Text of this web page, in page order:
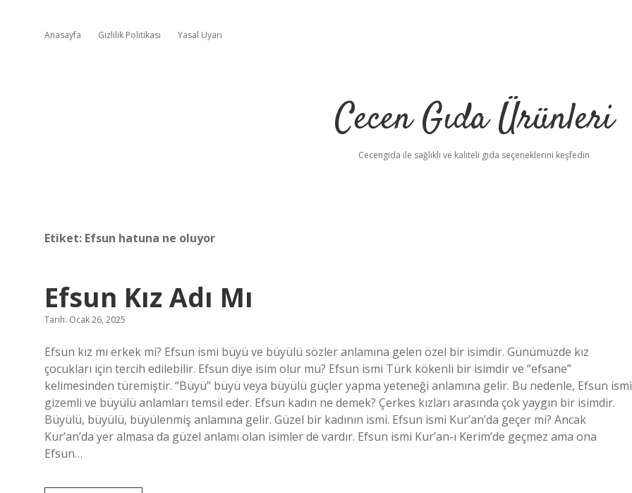
Anasayfa Gizlilik Politikası Yasal Uyarı
Cecen Gıda Ürünleri
Cecengida ile sağlıklı ve kaliteli gıda seçeneklerini keşfedin
Etiket: Efsun hatuna ne oluyor
Efsun Kız Adı Mı
Tarih: Ocak 26, 2025
Efsun kız mı erkek mi? Efsun ismi büyü ve büyülü sözler anlamına gelen özel bir isimdir. Günümüzde kız
çocukları için tercih edilebilir. Efsun diye isim olur mu? Efsun ismi Türk kökenli bir isimdir ve “efsane”
kelimesinden türemiştir. “Büyü” büyü veya büyülü güçler yapma yeteneği anlamına gelir. Bu nedenle, Efsun ismi
gizemli ve büyülü anlamları temsil eder. Efsun kadın ne demek? Çerkes kızları arasında çok yaygın bir isimdir.
Büyülü, büyülü, büyülenmiş anlamına gelir. Güzel bir kadının ismi. Efsun ismi Kur’an’da geçer mi? Ancak
Kur’an’da yer almasa da güzel anlamı olan isimler de vardır. Efsun ismi Kur’an-ı Kerim’de geçmez ama ona
Efsun…